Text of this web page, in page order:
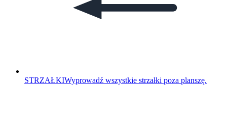
STRZAŁKIWyprowadź wszystkie strzałki poza planszę.